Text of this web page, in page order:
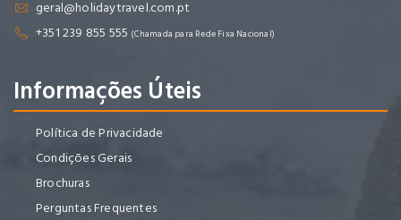
geral@holidaytravel.com.pt
+351 239 855 555 (Chamada para Rede Fixa Nacional)
Informações Úteis
Política de Privacidade
Condições Gerais
Brochuras
Perguntas Frequentes